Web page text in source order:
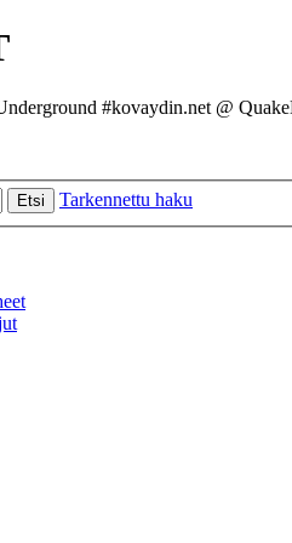
#kovaydin.net @
Etsi Tarkennettu haku